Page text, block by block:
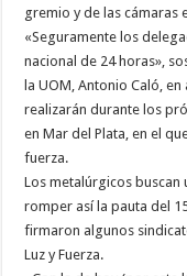
gremio y de las cámaras
«Seguramente los
nacional de 24 horas»,
la UOM, Antonio Caló,
realizarán durante los
en Mar del Plata, en el
fuerza.
Los metalúrgicos buscan
romper así la pauta del
firmaron algunos
Luz y Fuerza.